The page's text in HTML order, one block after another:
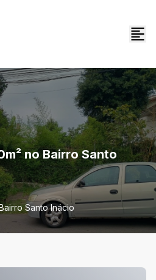
no Bairro Santo
Santo Inácio